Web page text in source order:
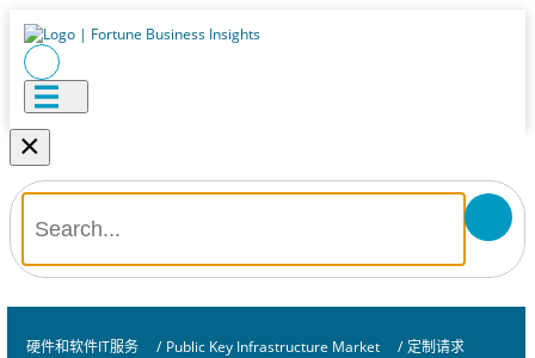
×
硬件和软件IT服务 / Public Key Infrastructure Market / 定制请求